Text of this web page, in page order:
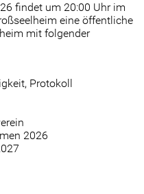
findet um 20:00 Uhr im
eine öffentliche
mit folgender
Protokoll
2026